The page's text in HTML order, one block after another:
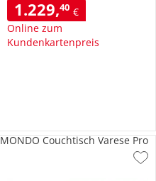
1.229,40 €
Online zum
Kundenkartenpreis
MONDO Couchtisch Varese Pro